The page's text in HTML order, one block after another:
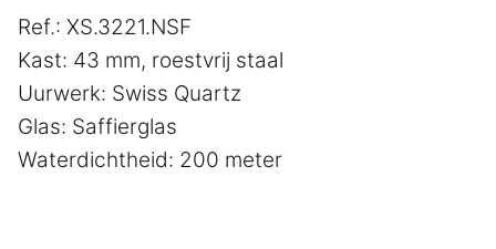
Ref.: XS.3221.NSF
Kast: 43 mm, roestvrij staal
Uurwerk: Swiss Quartz
Glas: Saffierglas
Waterdichtheid: 200 meter